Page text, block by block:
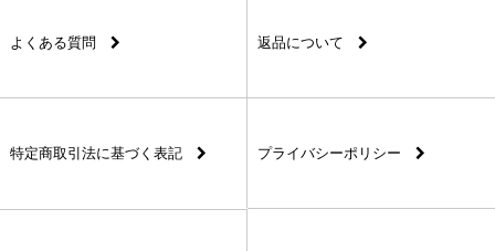
よくある質問 返品について
特定商取引法に基づく表記 プライバシーポリシー